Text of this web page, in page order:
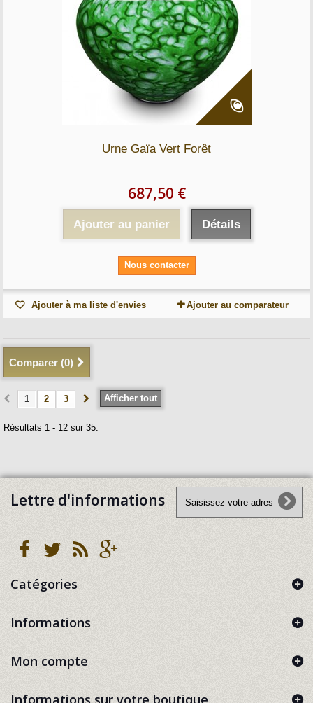
Urne Gaïa Vert Forêt
687,50 €
Ajouter au panier Détails
Nous contacter
Ajouter à ma liste d'envies Ajouter au comparateur
Comparer (0)
Afficher tout
1 2 3
Résultats 1 - 12 sur 35.
Lettre d'informations
Catégories
Informations
Mon compte
Informations sur votre boutique